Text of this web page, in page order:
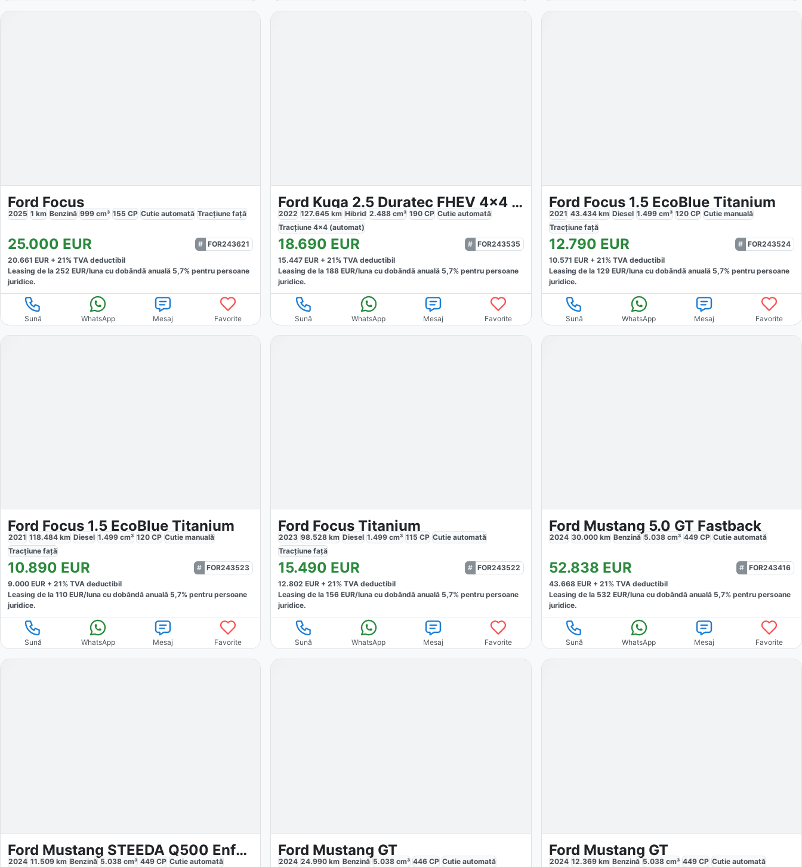
Ford Focus
2025 1 km Benzină 999 cm³ 155 CP Cutie automată Tracțiune față
25.000 EUR
FOR243621
20.661 EUR + 21% TVA deductibil
Leasing de la 252 EUR/luna cu dobăndă anuală 5,7% pentru persoane
juridice.
Sună WhatsApp Mesaj Favorite
Ford Kuga 2.5 Duratec FHEV 4x4 ST-LINE
2022 127.645 km Hibrid 2.488 cm³ 190 CP Cutieautomată
Tracțiune4x4 (automat)
18.690 EUR
FOR243535
15.447 EUR +21% TVA deductibil
Leasing de la188 EUR/luna cu dobăndă anuală 5,7% pentru persoane
juridice.
Sună WhatsApp Mesaj Favorite
Ford Focus 1.5 EcoBlue Titanium
2021 43.434km Diesel 1.499cm³ 120CP Cutie manuală
Tracțiune față
12.790 EUR
FOR243524
10.571 EUR + 21% TVA deductibil
Leasing de la 129EUR/lunacu dobăndă anuală 5,7% pentru persoane
juridice.
Sună WhatsApp Mesaj Favorite
Ford Focus 1.5 EcoBlue Titanium
2021 118.484 km Diesel 1.499 cm³ 120 CP Cutie manuală
Tracțiune față
10.890 EUR
FOR243523
9.000 EUR + 21% TVA deductibil
Leasing de la 110 EUR/luna cu dobăndă anuală 5,7% pentru persoane
juridice.
Sună WhatsApp Mesaj Favorite
Ford Focus Titanium
2023 98.528 km Diesel 1.499 cm³ 115 CP Cutieautomată
Tracțiunefață
15.490 EUR
FOR243522
12.802 EUR +21% TVA deductibil
Leasing de la156 EUR/luna cu dobăndă anuală 5,7% pentru persoane
juridice.
Sună WhatsApp Mesaj Favorite
Ford Mustang 5.0 GT Fastback
2024 30.000km Benzină 5.038cm³ 449CP Cutie automată
52.838 EUR
FOR243416
43.668EUR + 21% TVA deductibil
Leasing de la 532 EUR/lunacu dobăndă anuală 5,7% pentru persoane
juridice.
Sună WhatsApp Mesaj Favorite
Ford Mustang STEEDA Q500 Enforcer
2024 11.509 km Benzină 5.038 cm³ 449 CP Cutie automată
Ford Mustang GT
2024 24.990 km Benzină 5.038 cm³ 446 CP Cutieautomată
Ford Mustang GT
2024 12.369km Benzină 5.038cm³ 449CP Cutie automată